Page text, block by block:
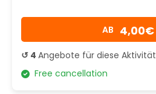
AB 4,00€
↺ 4 Angebote für diese Aktivität
Free cancellation